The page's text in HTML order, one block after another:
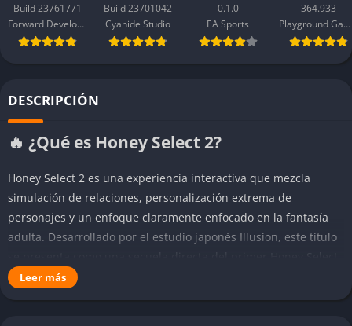
Build 23761771
Forward Development
Build 23701042
Cyanide Studio
0.1.0
EA Sports
364.933
Playground Games
DESCRIPCIÓN
🔥 ¿Qué es Honey Select 2?
Honey Select 2 es una experiencia interactiva que mezcla
simulación de relaciones, personalización extrema de
personajes y un enfoque claramente enfocado en la fantasía
adulta. Desarrollado por el estudio japonés Illusion, este título
pero amplía de forma considerable las posibilidades técnicas,
Leer más